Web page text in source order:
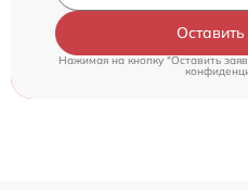
Нажимая на кнопку "Оставить